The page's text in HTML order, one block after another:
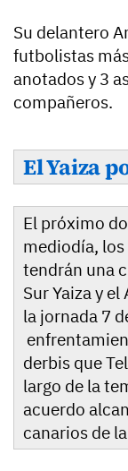
Su delantero
futbolistas
anotados y 3
compañeros.
El Yaiza
El próximo
mediodía,
tendrán una
Sur Yaiza y
la jornada 7
derbis que
largo de la
acuerdo
canarios de